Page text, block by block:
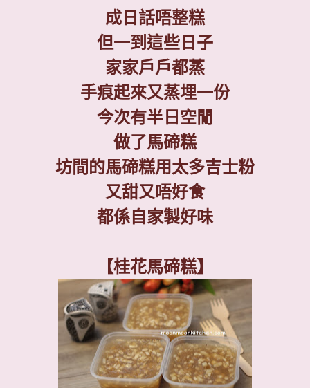
成日話唔整糕
但一到這些日子
家家戶戶都蒸
手痕起來又蒸埋一份
今次有半日空閒
做了馬碲糕
坊間的馬碲糕用太多吉士粉
又甜又唔好食
都係自家製好味
【桂花馬碲糕】